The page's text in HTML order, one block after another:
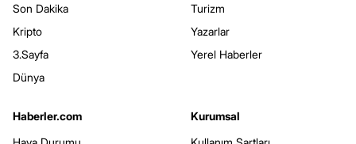
Son Dakika
Kripto
3.Sayfa
Dünya
Turizm
Yazarlar
Yerel Haberler
Haberler.com
Kurumsal